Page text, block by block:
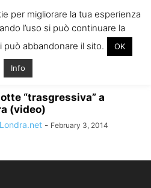
A
nella rebel city
londra
londra
“trasgressiva” a
(video)
- February 3, 2014
per migliorare la tua esperienza
l’uso si può continuare la
può abbandonare il sito.
OK
Info